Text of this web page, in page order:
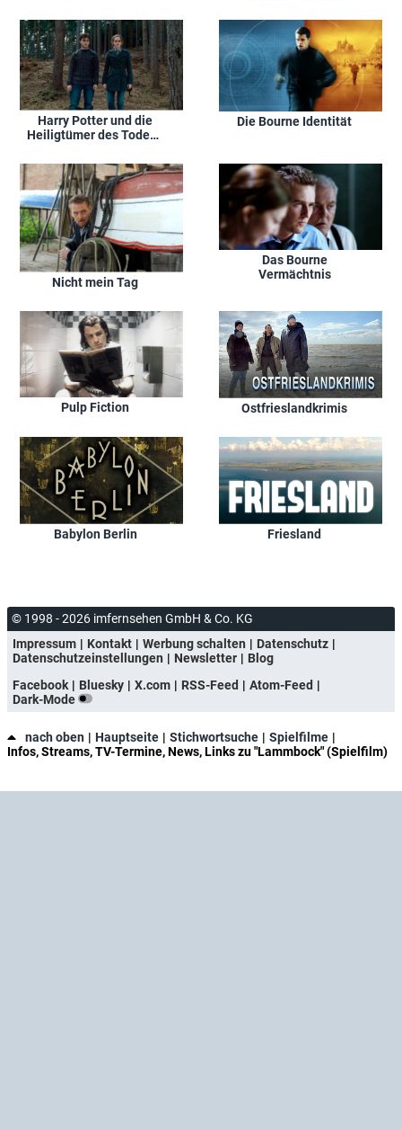
Harry Potter und die
Heiligtümer des Todes -
Die Bourne Identität
Nicht mein Tag
Das Bourne
Vermächtnis
Pulp Fiction Ostfrieslandkrimis
Babylon Berlin Friesland
© 1998 - 2026 imfernsehen GmbH & Co. KG
Impressum
Kontakt Werbung schalten
Datenschutz
Datenschutzeinstellungen
Newsletter
Blog
Facebook
Bluesky X.com RSS-Feed
Atom-Feed
Dark-Mode
nach oben Hauptseite Stichwortsuche
Spielfilme
Infos, Streams, TV-Termine, News, Links zu "Lammbock" (Spielfilm)